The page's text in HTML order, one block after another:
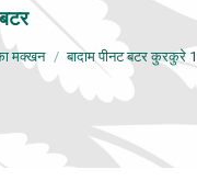
मक्खन बादाम पीनट बटर कुरकुरे